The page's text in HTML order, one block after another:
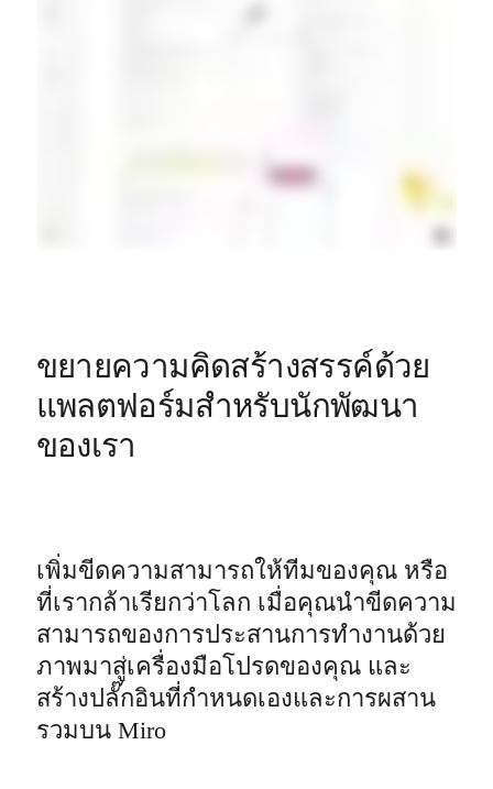
ขยายความคิดสร้างสรรค์ด้วย
แพลตฟอร์มสำหรับนักพัฒนา
ของเรา
เพิ่มขีดความสามารถให้ทีมของคุณ หรือ
ที่เรากล้าเรียกว่าโลก เมื่อคุณนำขีดความ
สามารถของการประสานการทำงานด้วย
ภาพมาสู่เครื่องมือโปรดของคุณ และ
สร้างปลั๊กอินที่กำหนดเองและการผสาน
รวมบน Miro